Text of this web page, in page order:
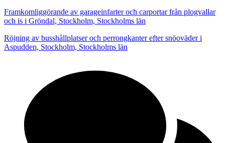
Framkomliggörande av garageinfarter och carportar från plogvallar
och is i Gröndal, Stockholm, Stockholms län
Röjning av busshållplatser och perrongkanter efter snöoväder i
Aspudden, Stockholm, Stockholms län